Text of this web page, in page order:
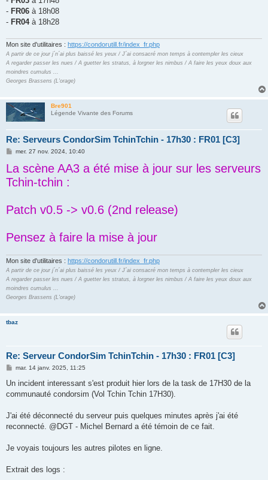
- FR06 à 18h08
- FR04 à 18h28
Mon site d'utilitaires : https://condorutill.fr/index_fr.php
A partir de ce jour j´n´ai plus baissé les yeux / J´ai consacré mon temps à contempler les cieux
A regarder passer les nues / A guetter les stratus, à lorgner les nimbus / A faire les yeux doux aux
moindres cumulus ...
Georges Brassens (L'orage)
Bre901
Légende Vivante des Forums
Re: Serveurs CondorSim TchinTchin - 17h30 : FR01 [C3]
M
s
s
a
g
mer. 27 nov. 2024, 10:40
La scène AA3 a été mise à jour sur les serveurs
Tchin-tchin :
Patch v0.5 -> v0.6 (2nd release)
Pensez à faire la mise à jour
Mon site d'utilitaires : https://condorutill.fr/index_fr.php
A partir de ce jour j´n´ai plus baissé les yeux / J´ai consacré mon temps à contempler les cieux
A regarder passer les nues / A guetter les stratus, à lorgner les nimbus / A faire les yeux doux aux
moindres cumulus ...
Georges Brassens (L'orage)
tbaz
Re: Serveur CondorSim TchinTchin - 17h30 : FR01 [C3]
M
s
a
mar. 14 janv. 2025, 11:25
Un incident interessant s'est produit hier lors de la task de 17H30 de la
communauté condorsim (Vol Tchin Tchin 17H30).
J'ai été déconnecté du serveur puis quelques minutes après j'ai été
reconnecté. @DGT - Michel Bernard a été témoin de ce fait.
Je voyais toujours les autres pilotes en ligne.
Extrait des logs :